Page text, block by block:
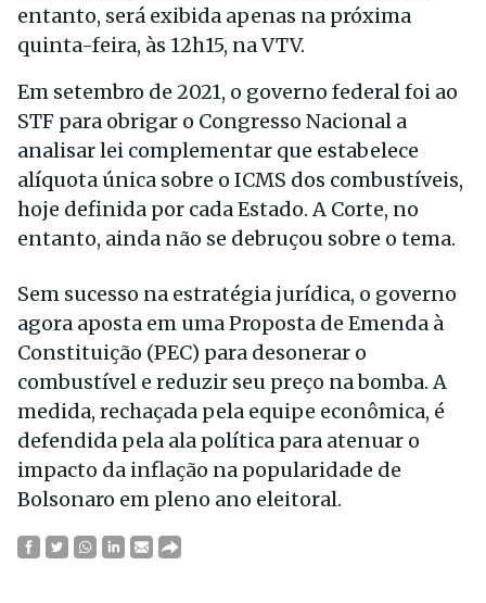
entanto, será exibida apenas na próxima
quinta-feira, às 12h15, na VTV.
Em setembro de 2021, o governo federal foi ao
STF para obrigar o Congresso Nacional a
analisar lei complementar que estabelece
alíquota única sobre o ICMS dos combustíveis,
hoje definida por cada Estado. A Corte, no
entanto, ainda não se debruçou sobre o tema.
Sem sucesso na estratégia jurídica, o governo
agora aposta em uma Proposta de Emenda à
Constituição (PEC) para desonerar o
combustível e reduzir seu preço na bomba. A
medida, rechaçada pela equipe econômica, é
defendida pela ala política para atenuar o
impacto da inflação na popularidade de
Bolsonaro em pleno ano eleitoral.